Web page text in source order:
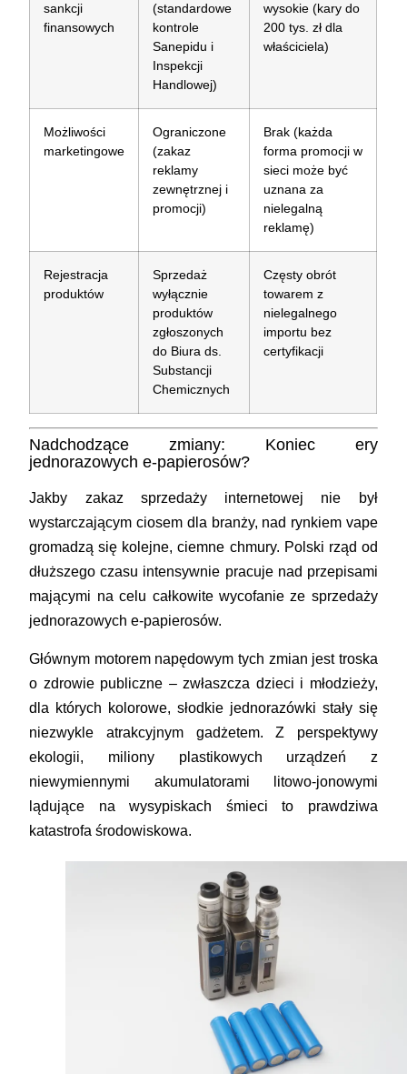
sankcji
finansowych
(standardowe
kontrole
Sanepidu i
Inspekcji
Handlowej)
wysokie (kary do
200 tys. zł dla
właściciela)
Możliwości
marketingowe
Ograniczone
(zakaz
reklamy
zewnętrznej i
promocji)
Brak (każda
forma promocji w
sieci może być
uznana za
nielegalną
reklamę)
Rejestracja
produktów
Sprzedaż
wyłącznie
produktów
zgłoszonych
do Biura ds.
Substancji
Chemicznych
Częsty obrót
towarem z
nielegalnego
importu bez
certyfikacji
Nadchodzące zmiany: Koniec ery
jednorazowych e-papierosów?
Jakby zakaz sprzedaży internetowej nie był
wystarczającym ciosem dla branży, nad rynkiem vape
gromadzą się kolejne, ciemne chmury. Polski rząd od
dłuższego czasu intensywnie pracuje nad przepisami
mającymi na celu całkowite wycofanie ze sprzedaży
jednorazowych e-papierosów.
Głównym motorem napędowym tych zmian jest troska
o zdrowie publiczne – zwłaszcza dzieci i młodzieży,
dla których kolorowe, słodkie jednorazówki stały się
niezwykle atrakcyjnym gadżetem. Z perspektywy
ekologii, miliony plastikowych urządzeń z
niewymiennymi akumulatorami litowo-jonowymi
lądujące na wysypiskach śmieci to prawdziwa
katastrofa środowiskowa.